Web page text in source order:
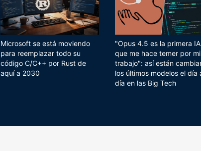
Microsoft se está moviendo
para reemplazar todo su
código C/C++ por Rust de
aquí a 2030
"Opus 4.5 es la primera IA
que me hace temer por mi
trabajo": así están
los últimos modelos el día
día en las Big Tech